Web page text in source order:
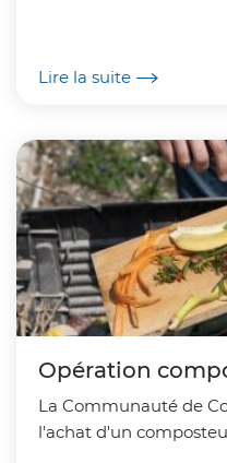
Lire la suite
Opération
La Communauté de
l'achat d'un